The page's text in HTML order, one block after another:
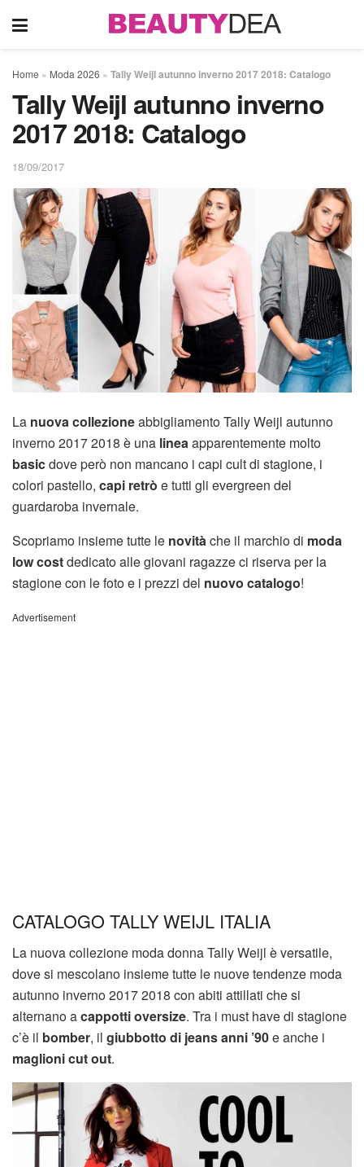
Home » Moda 2026 » Tally Weijl autunno inverno 2017 2018: Catalogo
Tally Weijl autunno inverno
2017 2018: Catalogo
18/09/2017
La nuova collezioneabbigliamento Tally Weijl autunno
inverno 2017 2018 è una linea apparentemente molto
basicdove però non mancano i capi cult di stagione, i
colori pastello, capi retrò e tutti gli evergreen del
guardaroba invernale.
Scopriamo insieme tutte le novità che il marchio di moda
low costdedicato alle giovani ragazze ci riserva per la
stagione con le foto e i prezzi del nuovo catalogo!
Advertisement
CATALOGO TALLY WEIJL ITALIA
La nuova collezione moda donna Tally Weijl è versatile,
dove si mescolano insieme tutte le nuove tendenze moda
autunno inverno 2017 2018 con abiti attillati che si
alternano acappotti oversize. Tra i must have di stagione
c’è il bomber, il giubbotto di jeans anni ’90e anche i
maglioni cut out.